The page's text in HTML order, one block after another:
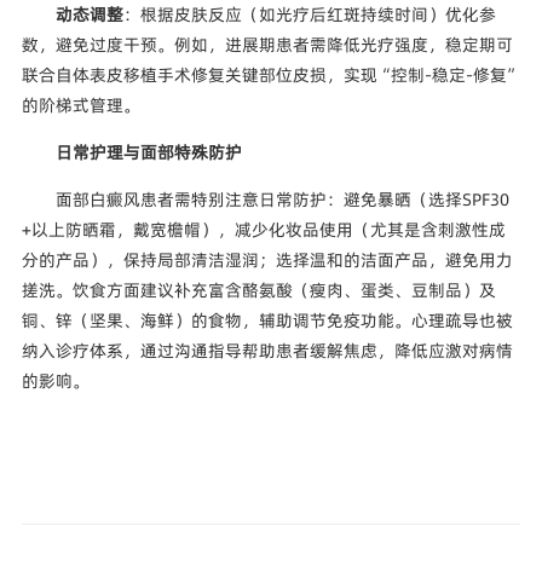
动态调整：根据皮肤反应（如光疗后红斑持续时间）优化参
数，避免过度干预。例如，进展期患者需降低光疗强度，稳定期可
联合自体表皮移植手术修复关键部位皮损，实现“控制-稳定-修复”
的阶梯式管理。
日常护理与面部特殊防护
面部白癜风患者需特别注意日常防护：避免暴晒（选择SPF30
+以上防晒霜，戴宽檐帽），减少化妆品使用（尤其是含刺激性成
分的产品），保持局部清洁湿润；选择温和的洁面产品，避免用力
搓洗。饮食方面建议补充富含酪氨酸（瘦肉、蛋类、豆制品）及
铜、锌（坚果、海鲜）的食物，辅助调节免疫功能。心理疏导也被
纳入诊疗体系，通过沟通指导帮助患者缓解焦虑，降低应激对病情
的影响。